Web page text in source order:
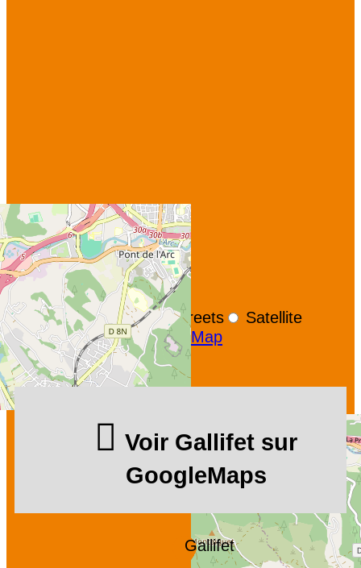
Gallifet
−
OpenStreetMap
Streets
Satellite
Leaflet |©OpenStreetMap
Voir Gallifet sur
GoogleMaps